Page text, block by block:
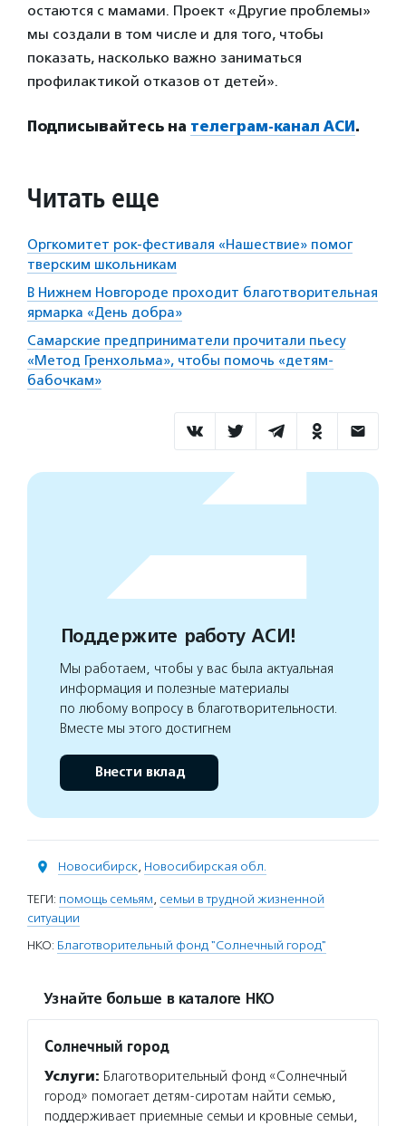
остаются с мамами. Проект «Другие проблемы»
мы создали в том числе и для того, чтобы
показать, насколько важно заниматься
профилактикой отказов от детей».
Подписывайтесь на телеграм-канал АСИ .
Читать еще
Оргкомитет рок-фестиваля «Нашествие» помог
тверским школьникам
В Нижнем Новгороде проходит благотворительная
ярмарка «День добра»
Самарские предприниматели прочитали пьесу
«Метод Гренхольма», чтобы помочь «детям-
бабочкам»
Поддержите работу АСИ!
Мы работаем, чтобы у вас была актуальная
информация и полезные материалы
по любому вопросу в благотворительности.
Вместе мы этого достигнем
Внести вклад
Новосибирск, Новосибирская обл.
ТЕГИ: помощь семьям, семьи в трудной жизненной
ситуации
НКО: Благотворительный фонд "Солнечный город"
Узнайте больше в каталоге НКО
Солнечный город
Услуги: Благотворительный фонд «Солнечный
город» помогает детям-сиротам найти семью,
поддерживает приемные семьи и кровные семьи,